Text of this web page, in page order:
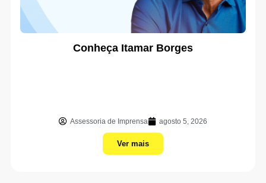
Conheça Itamar Borges
Assessoria de Imprensa agosto 5, 2026
Ver mais